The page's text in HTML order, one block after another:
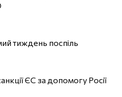
тиждень поспіль
ЄС за допомогу Росії